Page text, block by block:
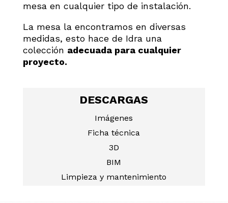
mesa en cualquier tipo de instalación.
La mesa la encontramos en diversas
medidas, esto hace de Idra una
colección adecuada para cualquier
proyecto.
DESCARGAS
Imágenes
Ficha técnica
3D
BIM
Limpieza y mantenimiento